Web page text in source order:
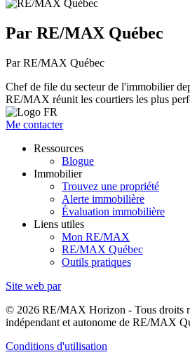
Par RE/MAX Québec
Par RE/MAX Québec
Chef de file du secteur de l'immobilier
RE/MAX réunit les courtiers les plus
Me contacter
Ressources
Blogue
Immobilier
Trouvez une propriété
Alerte immobilière
Évaluation immobilière
Liens utiles
Mon RE/MAX
RE/MAX Québec
Outils pratiques
Site web par
© 2026 RE/MAX Horizon - Tous droits
indépendant et autonome de RE/MAX
Conditions d'utilisation